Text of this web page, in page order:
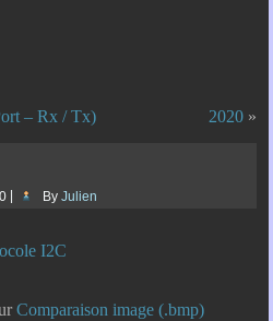
– Rx / Tx) 2020»
By Julien
I2C
Comparaison image (.bmp)